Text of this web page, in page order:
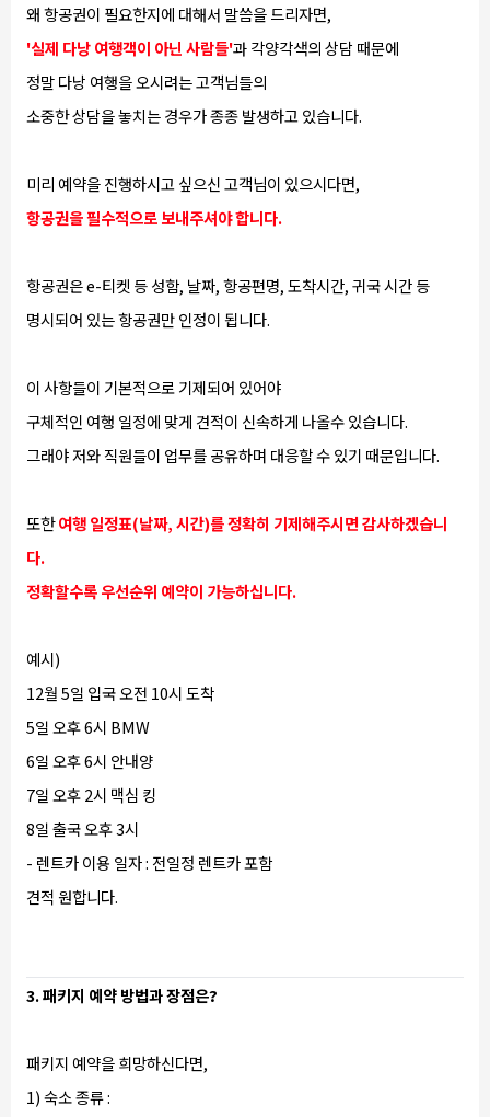
왜 항공권이 필요한지에 대해서 말씀을 드리자면,
'실제 다낭 여행객이 아닌 사람들'과 각양각색의 상담 때문에
정말 다낭 여행을 오시려는 고객님들의
소중한 상담을 놓치는 경우가 종종 발생하고 있습니다.
미리 예약을 진행하시고 싶으신 고객님이 있으시다면,
항공권을 필수적으로 보내주셔야 합니다.
항공권은 e-티켓 등 성함, 날짜, 항공편명, 도착시간, 귀국 시간 등
명시되어 있는 항공권만 인정이 됩니다.
이 사항들이 기본적으로 기제되어 있어야
구체적인 여행 일정에 맞게 견적이 신속하게 나올수 있습니다.
그래야 저와 직원들이 업무를 공유하며 대응할 수 있기 때문입니다.
또한여행 일정표(날짜, 시간)를 정확히 기제해주시면 감사하겠습니
다.
정확할수록 우선순위 예약이 가능하십니다.
예시)
12월 5일 입국 오전 10시 도착
5일 오후 6시 BMW
6일 오후 6시 안내양
7일 오후 2시 맥심 킹
8일 출국 오후 3시
- 렌트카 이용 일자 : 전일정 렌트카 포함
견적 원합니다.
3. 패키지 예약 방법과 장점은?
패키지 예약을 희망하신다면,
1) 숙소 종류 :